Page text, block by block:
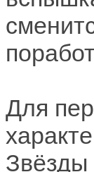
Для
Звёзды